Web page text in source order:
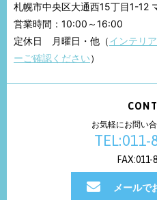
札幌市中央区大通西15丁目1-12
営業時間：10:00～16:00
定休日 月曜日・他（インテリ
ーご確認ください）
お気軽にお問い
TEL:011-
FAX:011-
メールで